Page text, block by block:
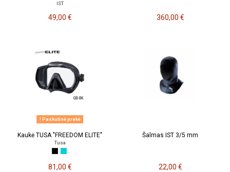
IST
49,00 € 360,00 €
Paskutinė prekė
Kaukė TUSA "FREEDOM ELITE"
Tusa
81,00 €
Šalmas IST 3/5 mm
22,00 €